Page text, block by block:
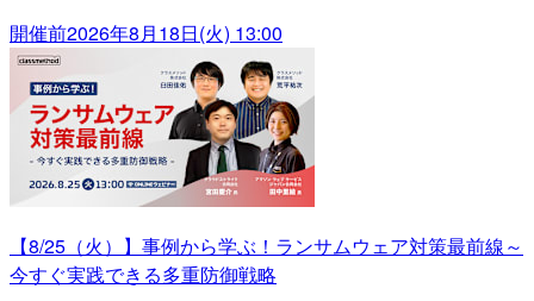
開催前2026年8月18日(火) 13:00
【8/25（火）】事例から学ぶ！ランサムウェア対策最前線～
今すぐ実践できる多重防御戦略